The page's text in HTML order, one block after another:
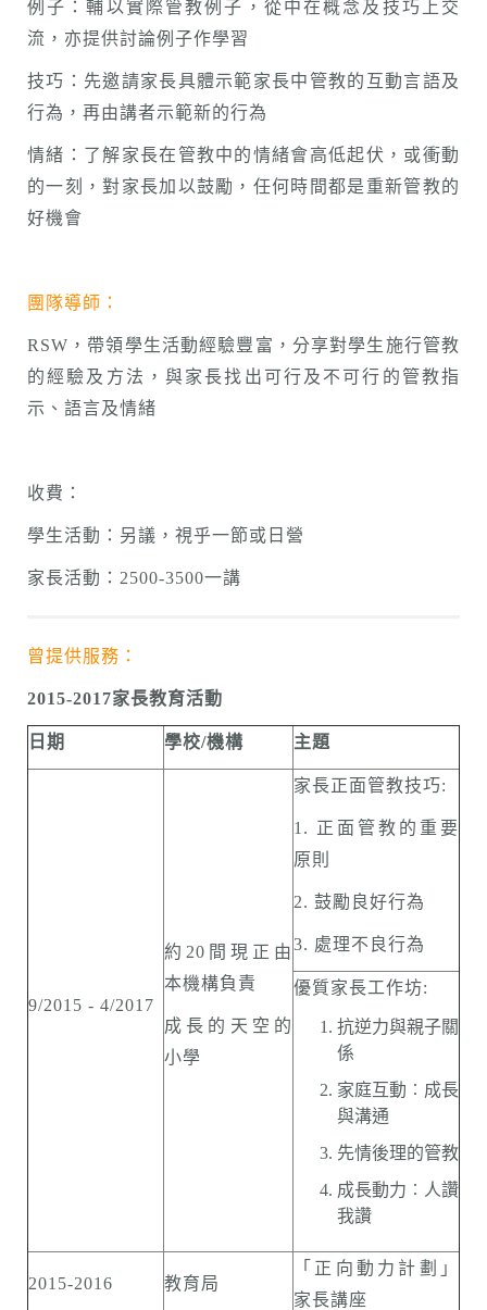
例子：輔以實際管教例子，從中在概念及技巧上交
流，亦提供討論例子作學習
技巧：先邀請家長具體示範家長中管教的互動言語及
行為，再由講者示範新的行為
情緒：了解家長在管教中的情緒會高低起伏，或衝動
的一刻，對家長加以鼓勵，任何時間都是重新管教的
好機會
團隊導師：
RSW，帶領學生活動經驗豐富，分享對學生施行管教
的經驗及方法，與家長找出可行及不可行的管教指
示、語言及情緒
收費：
學生活動：另議，視乎一節或日營
家長活動：2500-3500一講
曾提供服務：
2015-2017家長教育活動
日期 學校/機構 主題
9/2015 - 4/2017
約20間現正由
本機構負責
成長的天空的
小學
家長正面管教技巧:
1. 正面管教的重要
原則
2. 鼓勵良好行為
3. 處理不良行為
優質家長工作坊:
抗逆力與親子關
係
家庭互動︰成長
與溝通
先情後理的管教
成長動力︰人讚
我讚
2015-2016 教育局
「正向動力計劃」
家長講座